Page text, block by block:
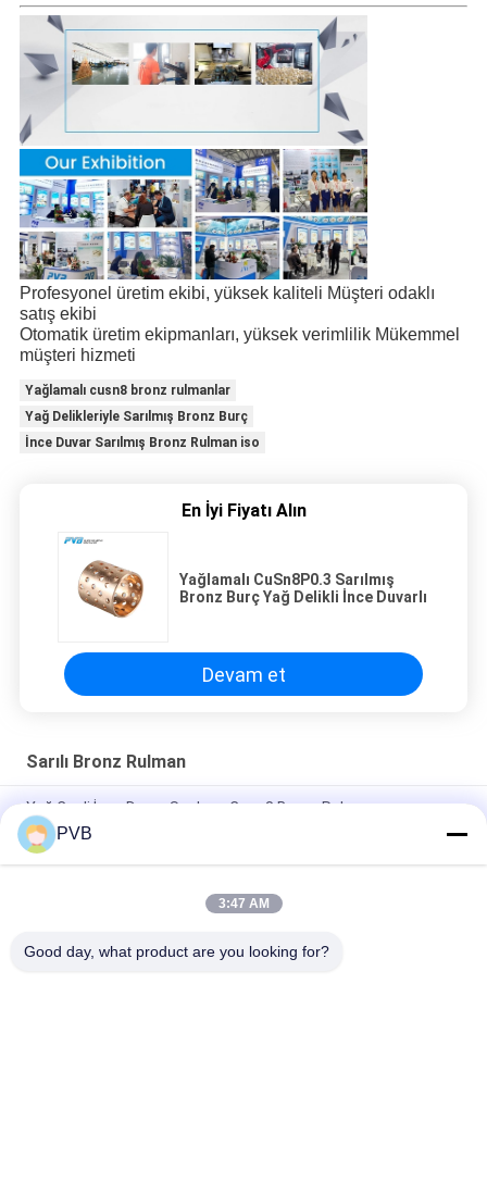
Profesyonel üretim ekibi, yüksek kaliteli Müşteri odaklı
satış ekibi
Otomatik üretim ekipmanları, yüksek verimlilik Mükemmel
müşteri hizmeti
Yağlamalı cusn8 bronz rulmanlar
Yağ Delikleriyle Sarılmış Bronz Burç
İnce Duvar Sarılmış Bronz Rulman iso
En İyi Fiyatı Alın
Yağlamalı CuSn8P0.3 Sarılmış
Bronz Burç Yağ Delikli İnce Duvarlı
Devam et
Sarılı Bronz Rulman
Yağ Cepli İnce Duvar Sarılmış Cusn8 Bronz Rulman
Fren Sistemi Sargılı Bronz Rulman H62 H68 Haddelenmiş Bronz
Burç Rulman
CuZn31Si Sargılı Bronz Rulman Fren Pabuçları İçin Rulo
PVB
3:47 AM
Good day, what product are you looking for?